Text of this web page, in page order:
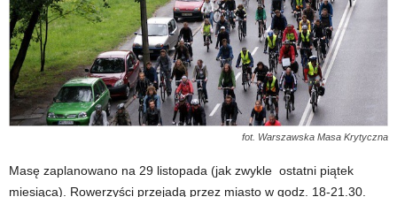
fot. Warszawska Masa Krytyczna
Masę zaplanowano na 29 listopada (jak zwykle ostatni piątek
miesiąca). Rowerzyści przejadą przez miasto w godz. 18-21.30.